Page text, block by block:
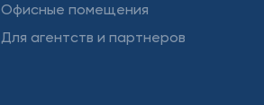
Офисные помещения
Для агентств и партнеров